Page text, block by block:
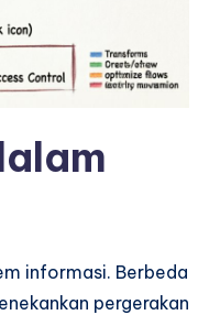
informasi. Berbeda
pergerakan